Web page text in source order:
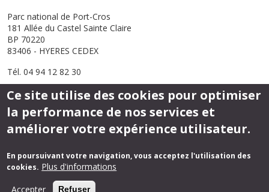
Parc national de Port-Cros
181 Allée du Castel Sainte Claire
BP 70220
83406 - HYERES CEDEX
Tél. 04 94 12 82 30
Envoyer un email
Ce site utilise des cookies pour optimiser
la performance de nos services et
améliorer votre expérience utilisateur.
En poursuivant votre navigation, vous acceptez l'utilisation des
cookies. Plus d'informations
Accepter
Refuser